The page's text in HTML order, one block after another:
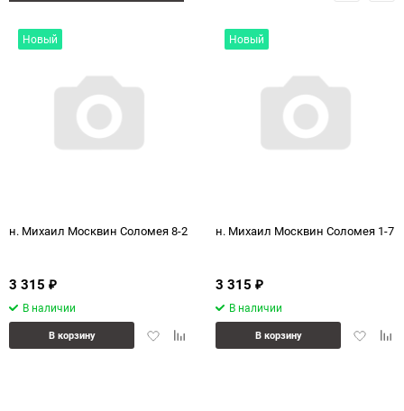
Новый
н. Михаил Москвин Соломея 8-2
3 315 ₽
В наличии
ДобавитьДобавить
В корзину
Новый
н. Михаил Москвин Соломея 1-7
3 315 ₽
В наличии
В корзину